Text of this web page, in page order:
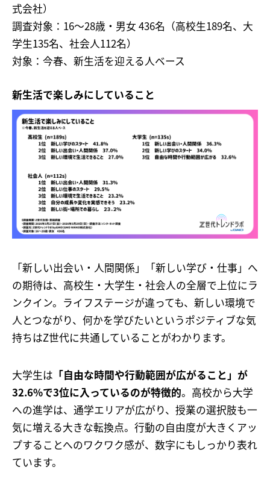
式会社）
調査対象：16〜28歳・男女 436名（高校生189名、大
学生135名、社会人112名）
対象：今春、新生活を迎える人ベース
新生活で楽しみにしていること
「新しい出会い・人間関係」「新しい学び・仕事」へ
の期待は、高校生・大学生・社会人の全層で上位にラ
ンクイン。ライフステージが違っても、新しい環境で
人とつながり、何かを学びたいというポジティブな気
持ちはZ世代に共通していることがわかります。
大学生は 「自由な時間や行動範囲が広がること」が
32.6%で3位に入っているのが特徴的。高校から大学
への進学は、通学エリアが広がり、授業の選択肢も一
気に増える大きな転換点。行動の自由度が大きくアッ
プすることへのワクワク感が、数字にもしっかり表れ
ています。